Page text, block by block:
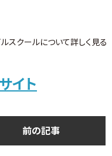
スクールについて詳しく見る
イト
前の記事